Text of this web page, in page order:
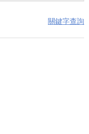
關鍵字查詢